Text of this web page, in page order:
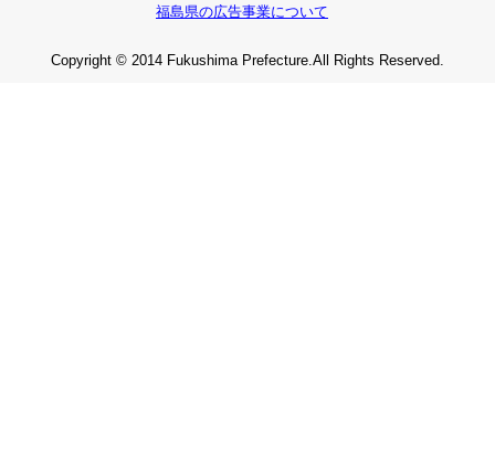
福島県の広告事業について
Copyright © 2014 Fukushima Prefecture.All Rights Reserved.